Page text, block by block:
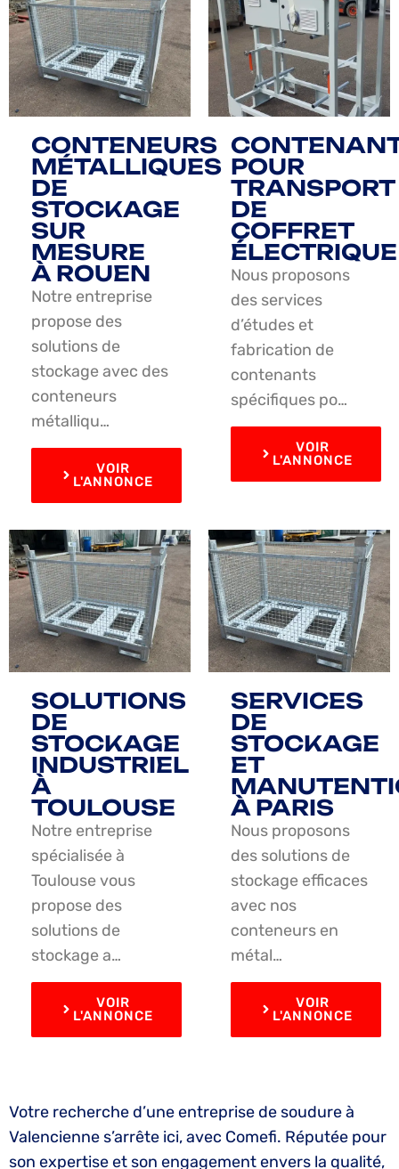
CONTENEURS
MÉTALLIQUES
DE
STOCKAGE
SUR
MESURE
À ROUEN
Notre entreprise
propose des
solutions de
stockage avec des
conteneurs
métalliqu…
VOIR
L'ANNONCE
POUR
TRANSPORT
DE
COFFRET
ÉLECTRIQUE
Nous proposons
des services
d’études et
fabrication de
contenants
spécifiques po…
VOIR
L'ANNONCE
SOLUTIONS
DE
STOCKAGE
INDUSTRIEL
À
TOULOUSE
Notre entreprise
spécialisée à
Toulouse vous
propose des
solutions de
stockage a…
VOIR
L'ANNONCE
SERVICES
DE
STOCKAGE
ET
À PARIS
Nous proposons
des solutions de
stockage efficaces
avec nos
conteneurs en
métal…
VOIR
L'ANNONCE
Votre recherche d’une entreprise de soudure à
Valencienne s’arrête ici, avec Comefi. Réputée pour
son expertise et son engagement envers la qualité,